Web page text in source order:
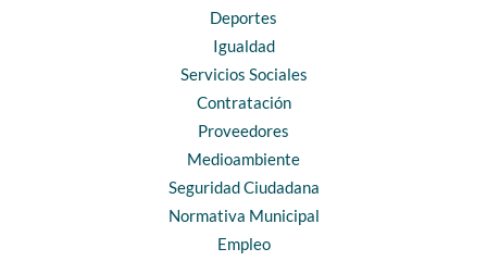
Deportes
Igualdad
Servicios Sociales
Contratación
Proveedores
Medioambiente
Seguridad Ciudadana
Normativa Municipal
Empleo